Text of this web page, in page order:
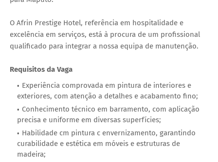
O Afrin Prestige Hotel, referência em hospitalidade e
excelência em serviços, está à procura de um profissional
qualificado para integrar a nossa equipa de manutenção.
Requisitos da Vaga
Experiência comprovada em pintura de interiores e
exteriores, com atenção a detalhes e acabamento fino;
Conhecimento técnico em barramento, com aplicação
precisa e uniforme em diversas superfícies;
Habilidade cm pintura с envernizamento, garantindo
curabilidade e estética em móveis e estruturas de
madeira;